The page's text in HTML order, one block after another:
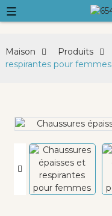
Maison Produits
respirantes pour femmes